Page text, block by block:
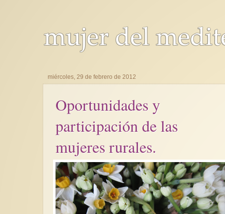
miércoles, 29 de febrero de 2012
Oportunidades y
participación de las
mujeres rurales.